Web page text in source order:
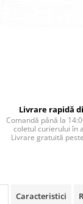
Livrare rapidă
Comandă până la
coletul curierului în
Livrare gratuită
Caracteristici